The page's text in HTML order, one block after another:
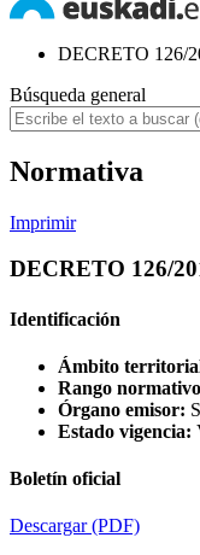
DECRETO 126/
Búsqueda general
Normativa
Imprimir
DECRETO 126/
Identificación
Ámbito
Rango
Órgano emisor:
Estado vigencia:
Boletín oficial
Descargar(PDF)